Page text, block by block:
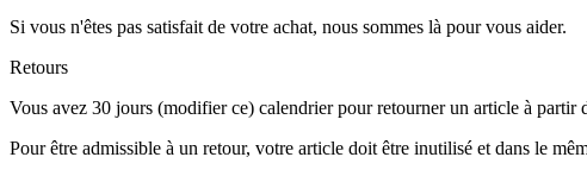
Si vous n'êtes pas satisfait de votre achat, nous sommes là pour vous aider.
Retours
Vous avez 30 jours (modifier ce) calendrier pour retourner un article à partir
Pour être admissible à un retour, votre article doit être inutilisé et dans le